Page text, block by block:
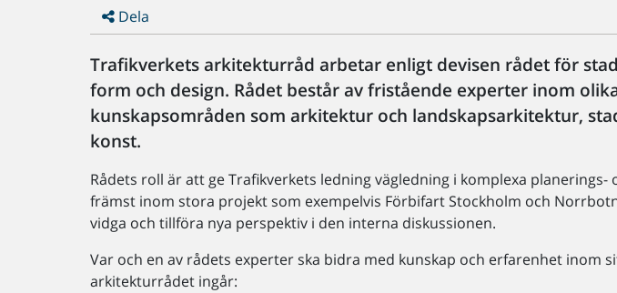
Dela
Trafikverkets arkitekturråd arbetar enligt devisen rådet för
form och design. Rådet består av fristående experter inom
kunskapsområden som arkitektur och landskapsarkitektur,
konst.
Rådets roll är att ge Trafikverkets ledning vägledning i komplexa
främst inom stora projekt som exempelvis Förbifart Stockholm och
vidga och tillföra nya perspektiv i den interna diskussionen.
Var och en av rådets experter ska bidra med kunskap och erfarenhet inom
arkitekturrådet ingår: